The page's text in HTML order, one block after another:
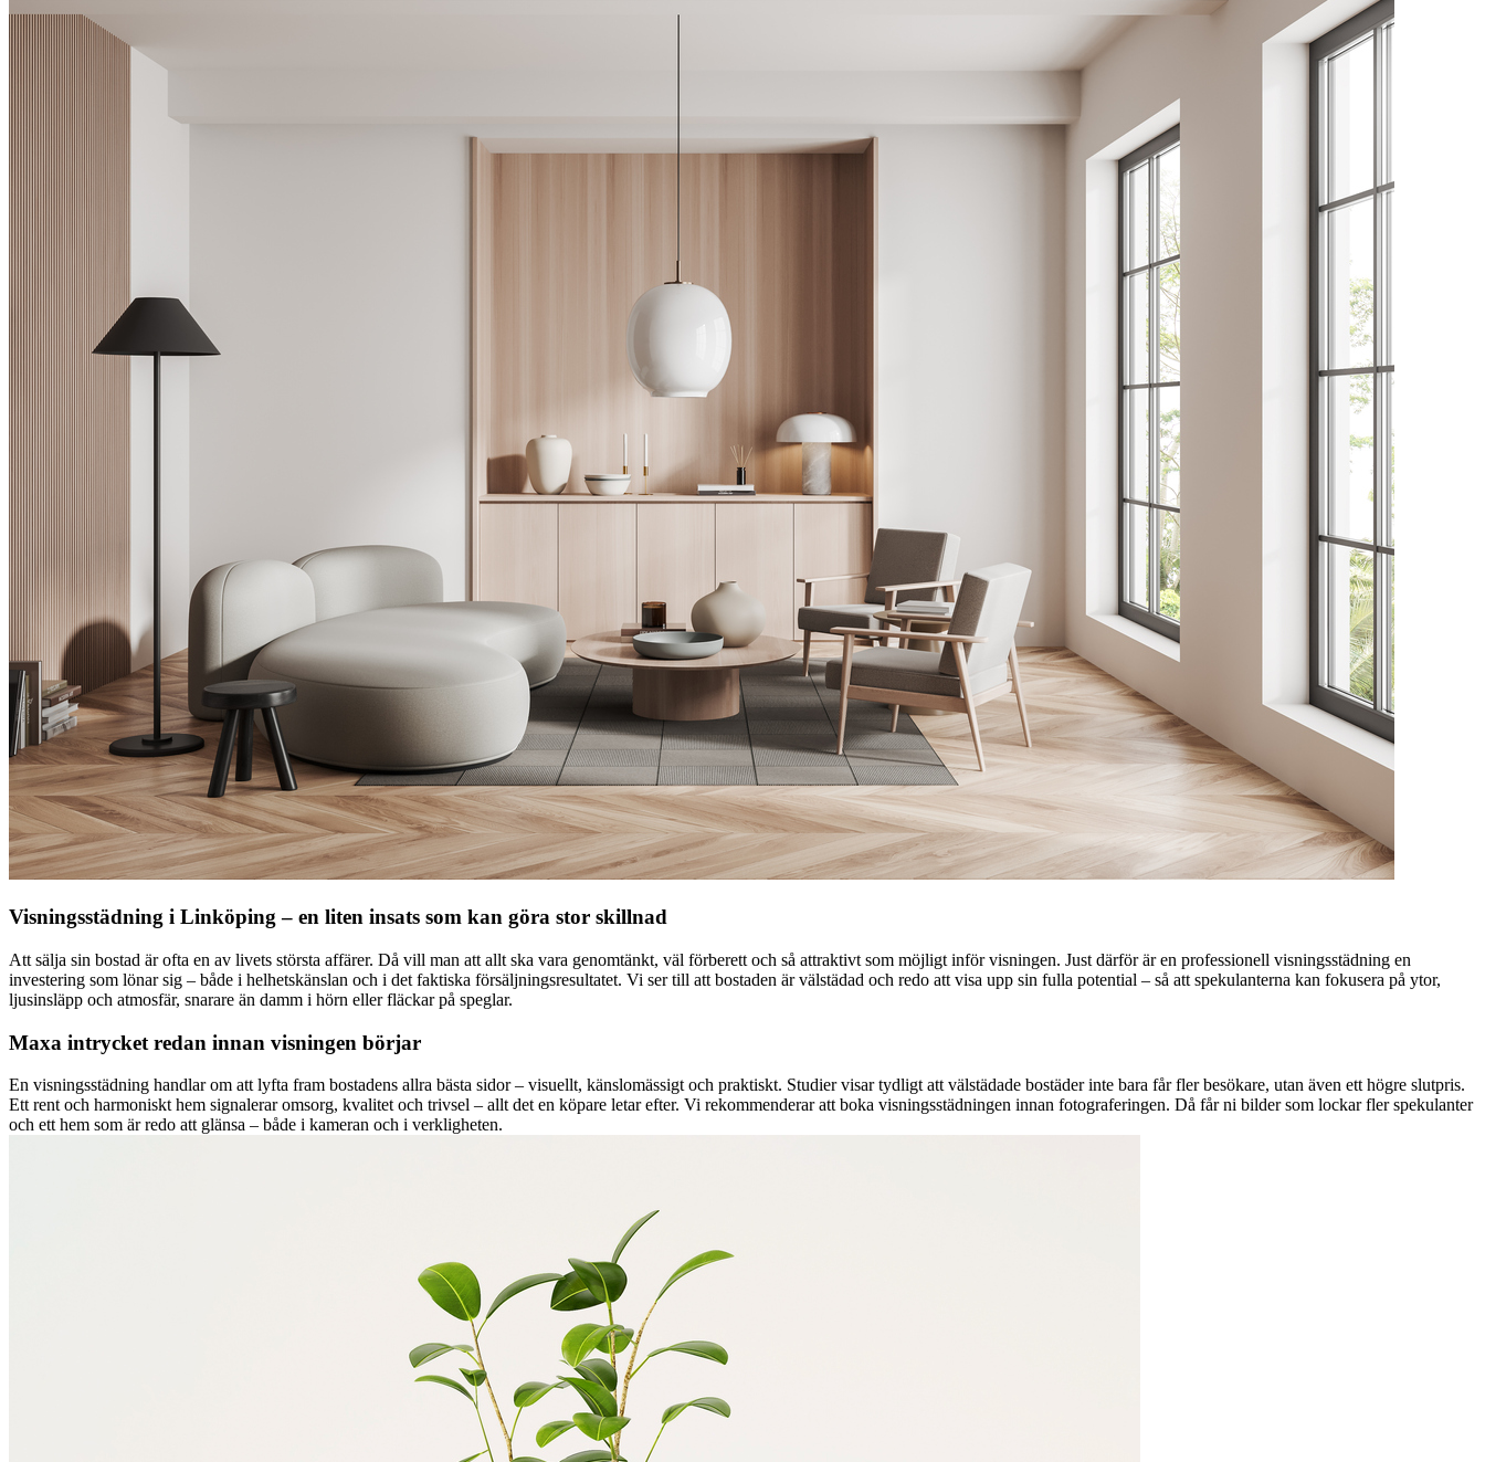
Visningsstädning i Linköping – en liten insats som kan göra stor skillnad
Att sälja sin bostad är ofta en av livets största affärer. Då vill man att allt ska vara genomtänkt, väl förberett och så attraktivt som möjligt inför visningen. Just därför är en professionell visningsstädning en
investering som lönar sig – både i helhetskänslan och i det faktiska försäljningsresultatet. Vi ser till att bostaden är välstädad och redo att visa upp sin fulla potential – så att spekulanterna kan fokusera på ytor,
ljusinsläpp och atmosfär, snarare än damm i hörn eller fläckar på speglar.
Maxa intrycket redan innan visningen börjar
En visningsstädning handlar om att lyfta fram bostadens allra bästa sidor – visuellt, känslomässigt och praktiskt. Studier visar tydligt att välstädade bostäder inte bara får fler besökare, utan även ett högre slutpris.
Ett rent och harmoniskt hem signalerar omsorg, kvalitet och trivsel – allt det en köpare letar efter. Vi rekommenderar att boka visningsstädningen innan fotograferingen. Då får ni bilder som lockar fler spekulanter
och ett hem som är redo att glänsa – både i kameran och i verkligheten.